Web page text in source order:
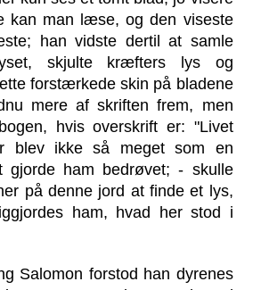
kan man læse, og den viseste
han vidste dertil at samle
skjulte kræfters lys og
forstærkede skin på bladene
mere af skriften frem, men
hvis overskrift er: "Livet
blev ikke så meget som en
gjorde ham bedrøvet; - skulle
på denne jord at finde et lys,
ham, hvad her stod i
Salomon forstod han dyrenes